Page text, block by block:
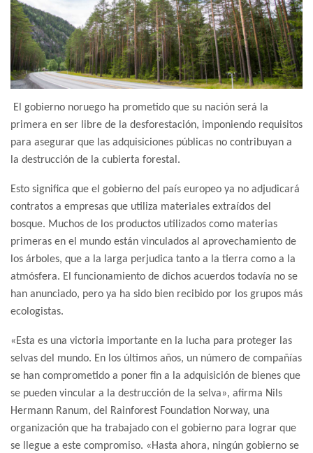
El gobierno noruego ha prometido que su nación será la
primera en ser libre de la desforestación, imponiendo requisitos
para asegurar que las adquisiciones públicas no contribuyan a
la destrucción de la cubierta forestal.
Esto significa que el gobierno del país europeo ya no adjudicará
contratos a empresas que utiliza materiales extraídos del
bosque. Muchos de los productos utilizados como materias
primeras en el mundo están vinculados al aprovechamiento de
los árboles, que a la larga perjudica tanto a la tierra como a la
atmósfera. El funcionamiento de dichos acuerdos todavía no se
han anunciado, pero ya ha sido bien recibido por los grupos más
ecologistas.
«Esta es una victoria importante en la lucha para proteger las
selvas del mundo. En los últimos años, un número de compañías
se han comprometido a poner fin a la adquisición de bienes que
se pueden vincular a la destrucción de la selva», afirma Nils
Hermann Ranum, del Rainforest Foundation Norway, una
organización que ha trabajado con el gobierno para lograr que
se llegue a este compromiso. «Hasta ahora, ningún gobierno se